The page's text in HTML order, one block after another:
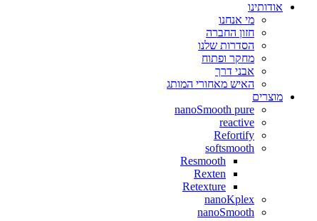
אודותינו
מי אנחנו
חזון החברה
הסדרות שלנו
מחקר ופתוח
אבני דרך
האיש מאחורי המותג
מוצרים
nanoSmooth pure
reactive
Refortify
softsmooth
Resmooth
Rexten
Retexture
nanoKplex
nanoSmooth